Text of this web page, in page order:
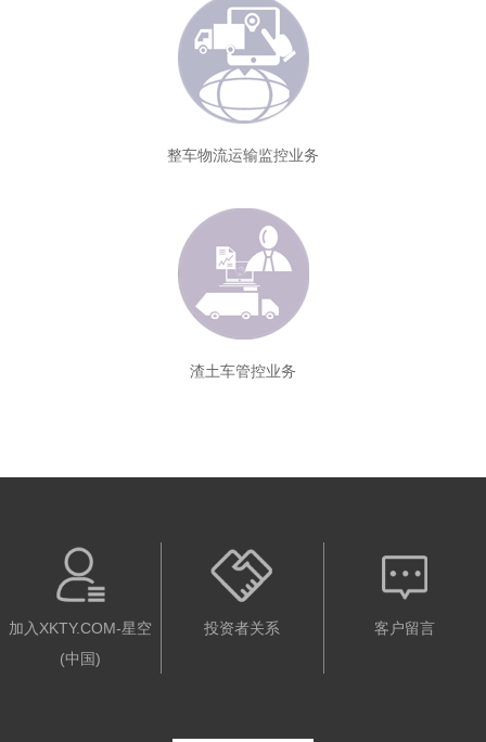
整车物流运输监控业务
渣土车管控业务
加入XKTY.COM-星空
(中国)
投资者关系 客户留言